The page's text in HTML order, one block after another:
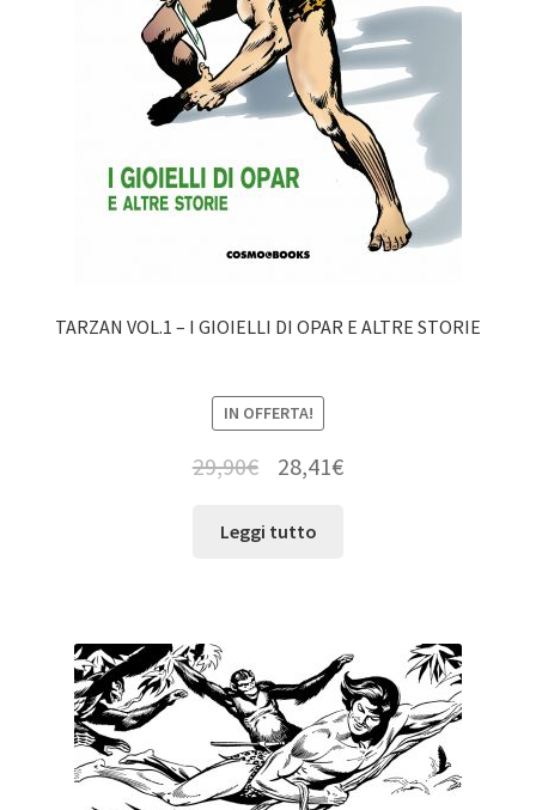
TARZAN VOL.1 – I GIOIELLI DI OPAR E ALTRE STORIE
IN OFFERTA!
29,90€ 28,41€
Leggi tutto